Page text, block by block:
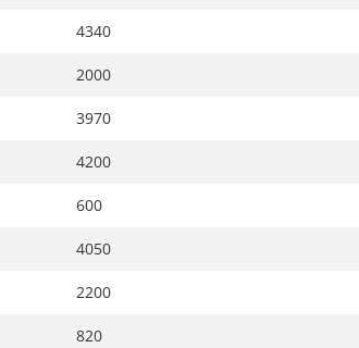
4340
2000
3970
4200
600
4050
2200
820